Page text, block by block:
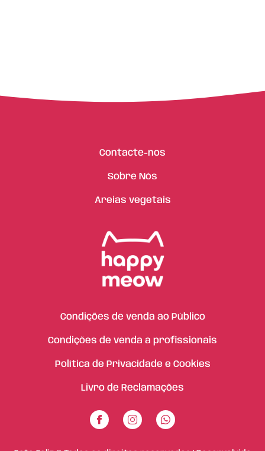
Contacte-nos
Sobre Nós
Areias vegetais
Condições de venda ao Público
Condições de venda a profissionais
Política de Privacidade e Cookies
Livro de Reclamações